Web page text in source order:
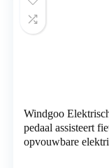
Windgoo
pedaal assisteert
opvouwbare